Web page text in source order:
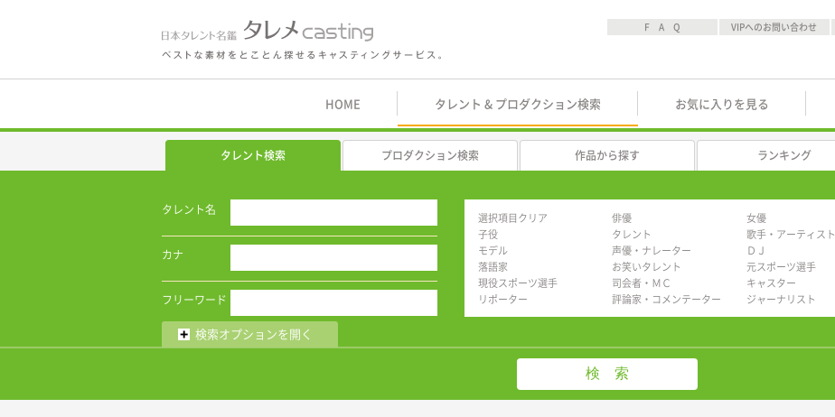
F A Q VIPへのお問い合わせ
HOME タレント & プロダクション検索 お気に入りを見る
タレント検索 プロダクション検索 作品から探す ランキング
タレント名
カナ
フリーワード
選択項目クリア 俳優
女優
子役
タレント
歌手・アーティスト
モデル
声優・ナレーター
ＤＪ
落語家
お笑いタレント
元スポーツ選手
現役スポーツ選手
司会者・ＭＣ
キャスター
リポーター
評論家・コメンテーター ジャーナリスト
検索オプションを開く